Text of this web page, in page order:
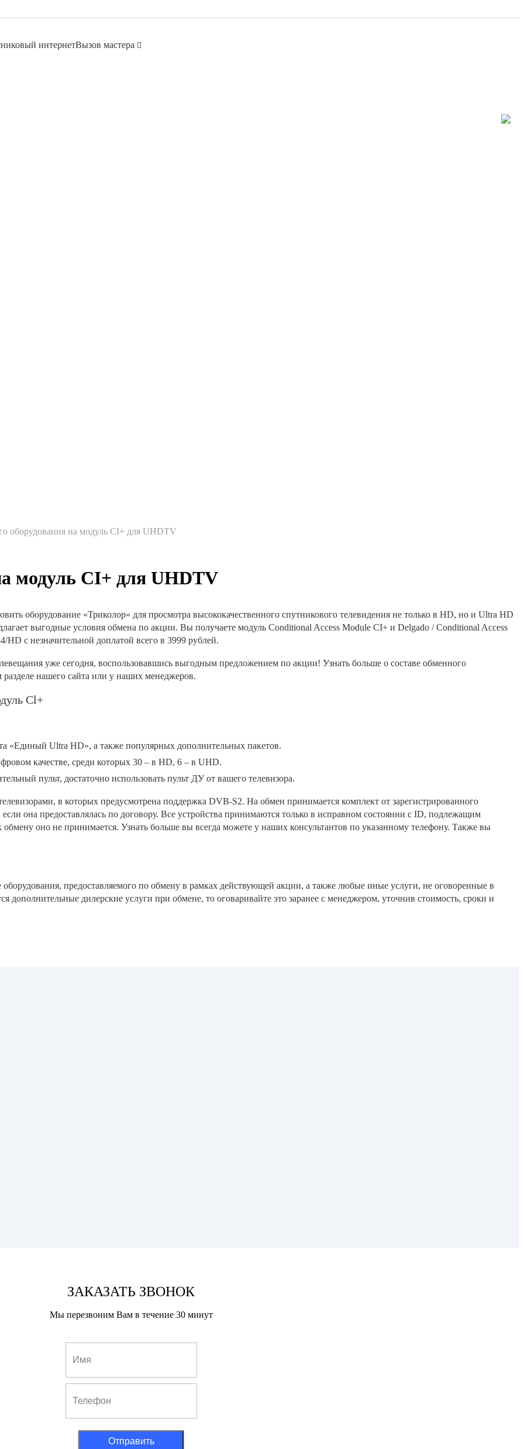
интернетВызов мастера
оборудования на модуль CI+ для UHDTV
модуль CI+ для UHDTV
оборудование «Триколор» для просмотра высококачественного спутникового телевидения не только в HD, но и Ultra HD
выгодные условия обмена по акции. Вы получаете модуль Conditional Access Module CI+ и Delgado / Conditional Access
с незначительной доплатой всего в 3999 рублей.
уже сегодня, воспользовавшись выгодным предложением по акции! Узнать больше о составе обменного
нашего сайта или у наших менеджеров.
Cl+
«Единый Ultra HD», а также популярных дополнительных пакетов.
качестве, среди которых 30 – в HD, 6 – в UHD.
пульт, достаточно использовать пульт ДУ от вашего телевизора.
в которых предусмотрена поддержка DVB-S2. На обмен принимается комплект от зарегистрированного
она предоставлялась по договору. Все устройства принимаются только в исправном состоянии с ID, подлежащим
оно не принимается. Узнать больше вы всегда можете у наших консультантов по указанному телефону. Также вы
оборудования, предоставляемого по обмену в рамках действующей акции, а также любые иные услуги, не оговоренные в
дилерские услуги при обмене, то оговаривайте это заранее с менеджером, уточнив стоимость, сроки и
не является публичной офертой, определяемой положениями Статьи 437 ГК РФ. Партнер:
ЗАКАЗАТЬ ЗВОНОК
Мы перезвоним Вам в течение 30 минут
Отправить